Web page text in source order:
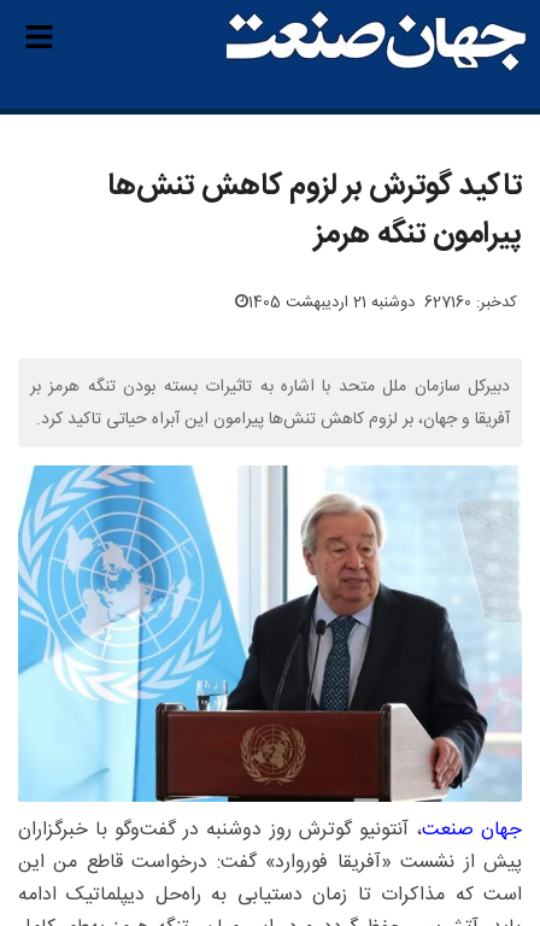
تاکید گوترش بر لزوم کاهش تنش‌ها
پیرامون تنگه هرمز
کدخبر: 627160 دوشنبه 21 اردیبهشت 1405
دبیرکل سازمان ملل متحد با اشاره به تاثیرات بسته بودن تنگه هرمز بر
آفریقا و جهان، بر لزوم کاهش تنش‌ها پیرامون این آبراه حیاتی تاکید کرد.
جهان صنعت، آنتونیو گوترش روز دوشنبه در گفت‌وگو با خبرگزاران
پیش از نشست «آفریقا فوروارد» گفت: درخواست قاطع من این
است که مذاکرات تا زمان دستیابی به راه‌حل دیپلماتیک ادامه